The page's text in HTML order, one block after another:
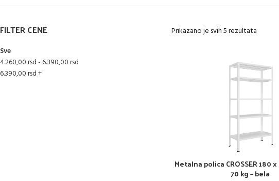
FILTER CENE
Sve
4.260,00rsd-6.390,00rsd
6.390,00rsd+
Prikazano je svih 5 rezultata
Metalna polica CROSSER 180
70 kg – bela